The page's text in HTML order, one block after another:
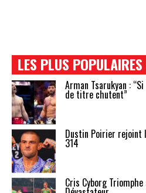
LES PLUS POPULAIRES
Arman Tsarukyan :
de titre chutent”
Dustin Poirier rejoint
314
Cris Cyborg Triomphe